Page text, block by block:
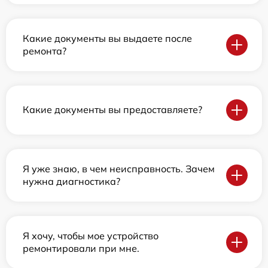
Какие документы вы выдаете после
ремонта?
Какие документы вы предоставляете?
Я уже знаю, в чем неисправность. Зачем
нужна диагностика?
Я хочу, чтобы мое устройство
ремонтировали при мне.